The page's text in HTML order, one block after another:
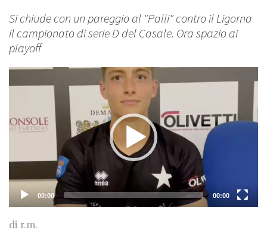
Si chiude con un pareggio al "Palli" contro il Ligorna
il campionato di serie D del Casale. Ora spazio ai
playoff
Lettore
Video
00:00 00:00
di r.m.